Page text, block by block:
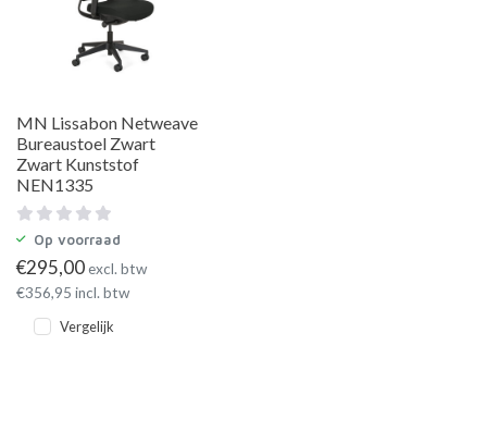
MN Lissabon Netweave
Bureaustoel Zwart
Zwart Kunststof
NEN1335
Op voorraad
€295,00excl. btw
€356,95 incl. btw
Vergelijk